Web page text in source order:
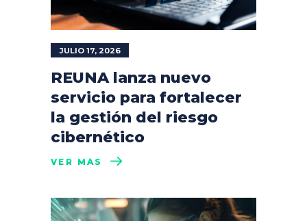
JULIO 17, 2026
REUNA lanza nuevo
servicio para fortalecer
la gestión del riesgo
cibernético
VER MÁS